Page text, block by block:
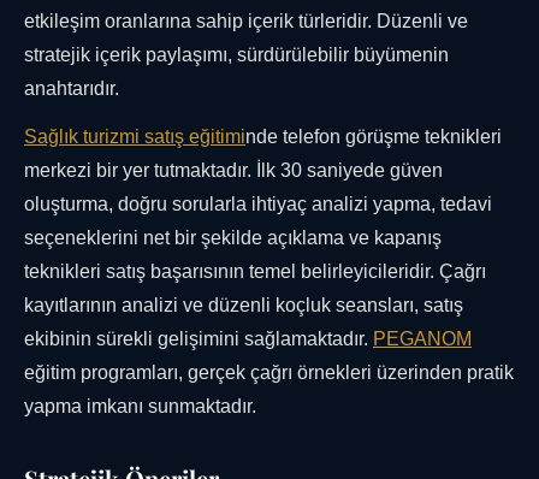
etkileşim oranlarına sahip içerik türleridir. Düzenli ve
stratejik içerik paylaşımı, sürdürülebilir büyümenin
anahtarıdır.
Sağlık turizmi satış eğitiminde telefon görüşme teknikleri
merkezi bir yer tutmaktadır. İlk 30 saniyede güven
oluşturma, doğru sorularla ihtiyaç analizi yapma, tedavi
seçeneklerini net bir şekilde açıklama ve kapanış
teknikleri satış başarısının temel belirleyicileridir. Çağrı
kayıtlarının analizi ve düzenli koçluk seansları, satış
ekibinin sürekli gelişimini sağlamaktadır. PEGANOM
eğitim programları, gerçek çağrı örnekleri üzerinden pratik
yapma imkanı sunmaktadır.